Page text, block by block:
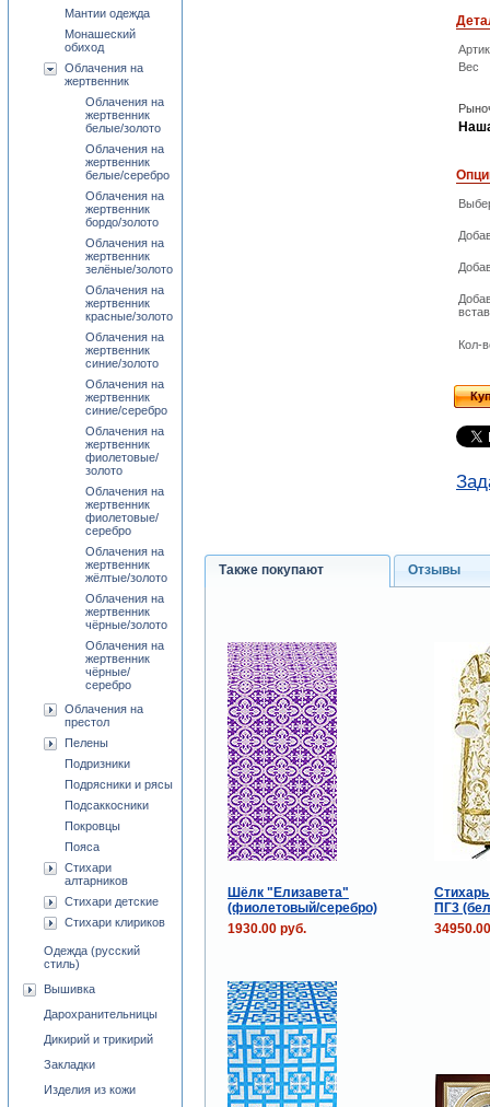
Вес
Кол-
Также покупают Отзывы
Шёлк "Елизавета"
(фиолетовый/серебро)
ПГ3
1930.00 руб.
Мантии одежда
Монашеский
обиход
Облачения на
жертвенник
Облачения на
жертвенник
белые/золото
Облачения на
жертвенник
белые/серебро
Облачения на
жертвенник
бордо/золото
Облачения на
жертвенник
зелёные/золото
Облачения на
жертвенник
красные/золото
Облачения на
жертвенник
синие/золото
Облачения на
жертвенник
синие/серебро
Облачения на
жертвенник
фиолетовые/
золото
Облачения на
жертвенник
фиолетовые/
серебро
Облачения на
жертвенник
жёлтые/золото
Облачения на
жертвенник
чёрные/золото
Облачения на
жертвенник
чёрные/
серебро
Облачения на
престол
Пелены
Подризники
Подрясники и рясы
Подсаккосники
Покровцы
Пояса
Стихари
алтарников
Стихари детские
Стихари клириков
Одежда (русский
стиль)
Вышивка
Дарохранительницы
Дикирий и трикирий
Закладки
Изделия из кожи